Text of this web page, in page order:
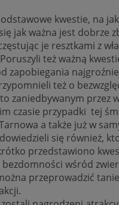
kwestie, na
jak ważna jest dobrze
je resztkami z
też ważną
zapobiegania
też o
zaniedbywanym przez
czasie przypadki tej
a także już w
się również,
przedstawiono
wśród
przeprowadzić